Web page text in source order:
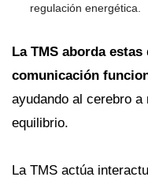
regulación energética.
La TMS aborda
comunicación
ayudando al cerebro
equilibrio.
La TMS actúa